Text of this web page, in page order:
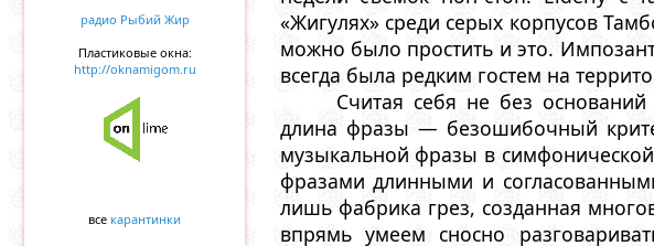
радио Рыбий Жир
Пластиковые окна:
http://oknamigom.ru
все карантинки
«Жигулях» среди серых корпусов
можно было простить и это.
всегда была редким гостем на
Считая себя не без
длина фразы — безошибочный
музыкальной фразы в
фразами длинными и
лишь фабрика грез, созданная
впрямь умеем сносно